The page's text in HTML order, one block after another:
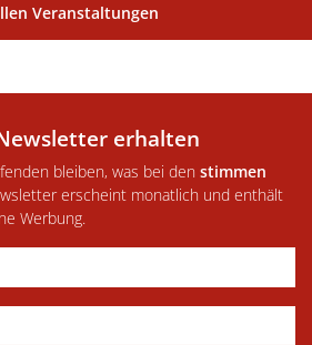
Veranstaltungen
erhalten
bleiben, was bei den stimmen
erscheint monatlich und enthält
Werbung.